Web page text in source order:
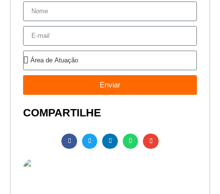
Enviar
COMPARTILHE